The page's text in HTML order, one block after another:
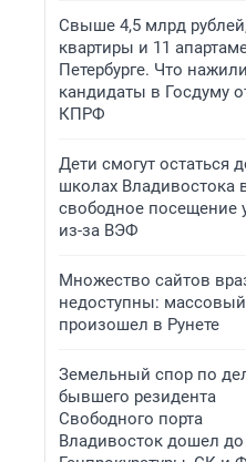
Свыше 4,5 млрд
квартиры и 11
Петербурге. Что нажили
кандидаты в Госдуму
КПРФ
Дети смогут остаться
школах Владивостока
свободное посещение
из-за ВЭФ
Множество сайтов
недоступны:
произошел в Рунете
Земельный спор по
бывшего резидента
Свободного порта
Владивосток дошел до